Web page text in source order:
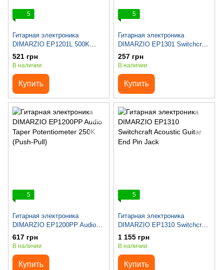
5
Гитарная электроника
DIMARZIO EP1201L 500K
Long Shaft Custom Taper
Potentiometer
521 грн
В наличии
Купить
5
Гитарная электроника
DIMARZIO EP1301 Switchcraft
Output Jack Mono
257 грн
В наличии
Купить
5
Гитарная электроника
DIMARZIO EP1200PP Audio
Taper Potentiometer 250K
(Push-Pull)
617 грн
В наличии
Купить
5
Гитарная электроника
DIMARZIO EP1310 Switchcraft
Acoustic Guitar End Pin Jack
1 155 грн
В наличии
Купить